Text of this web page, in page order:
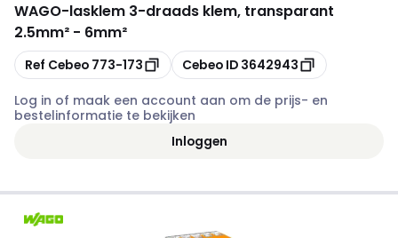
WAGO-lasklem 3-draads klem, transparant
2.5mm² - 6mm²
Kopiëren
Ref Cebeo 773-173 Kopiëren
Cebeo ID 3642943
Log in of maak een account aan om de prijs- en
bestelinformatie te bekijken
Inloggen